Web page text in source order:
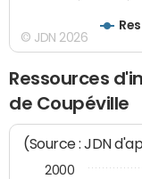
© JDN 2026
Ressources
de Coupéville
(Source : JDN
2000